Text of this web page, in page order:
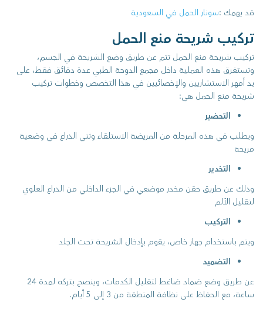
قد يهمك :سونار الحمل في السعودية
تركيب شريحة منع الحمل
تركيب شريحة منع الحمل تتم عن طريق وضع الشريحة في الجسم،
وتستغرق هذه العملية داخل مجمع الدوحة الطبي عدة دقائق فقط، على
يد أمهر الاستشاريين والإخصائيين في هذا التخصص وخطوات تركيب
شريحة منع الحمل هي:
التحضير
ويطلب في هذه المرحلة من المريضة الاستلقاء وثني الذراع في وضعية
مريحة
التخدير
وذلك عن طريق حقن مخدر موضعي في الجزء الداخلي من الذراع العلوي
لتقليل الألم
التركيب
ويتم باستخدام جهاز خاص، يقوم بإدخال الشريحة تحت الجلد
التضميد
عن طريق وضع ضماد ضاغط لتقليل الكدمات، وينصح بتركه لمدة 24
ساعة، مع الحفاظ على نظافة المنطقة من 3 إلى 5 أيام.